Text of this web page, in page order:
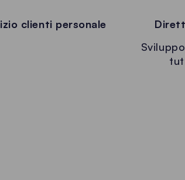
clienti personale